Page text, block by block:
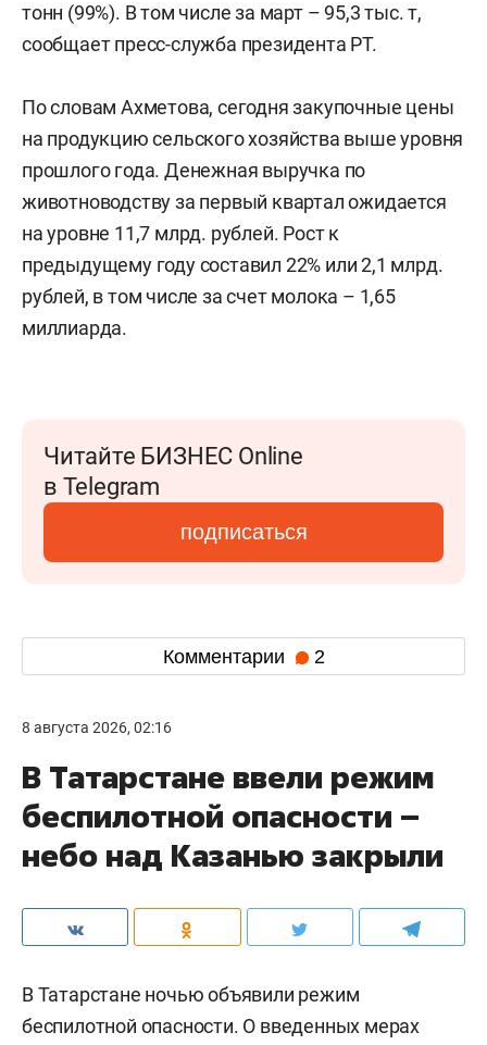
тонн (99%). В том числе за март – 95,3 тыс. т,
сообщает пресс-служба президента РТ.
По словам Ахметова, сегодня закупочные цены
на продукцию сельского хозяйства выше уровня
прошлого года.Денежная выручка по
животноводству за первый квартал ожидается
на уровне 11,7 млрд. рублей. Рост к
предыдущему году составил 22% или 2,1 млрд.
рублей, в том числе за счет молока – 1,65
миллиарда.
Читайте БИЗНЕС Online
в Telegram
подписаться
Комментарии 2
8 августа 2026, 02:16
В Татарстане ввели режим
беспилотной опасности –
небо над Казанью закрыли
В Татарстане ночью объявили режим
беспилотной опасности. О введенных мерах